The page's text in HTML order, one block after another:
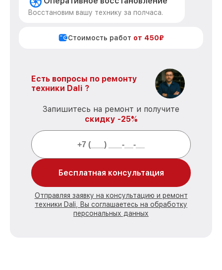
Восстановим вашу технику за полчаса.
Стоимость работ от 450₽
Есть вопросы по ремонту
техники Dali ?
Запишитесь на ремонт и получите
скидку -25%
Бесплатная консультация
Отправляя заявку на консультацию и ремонт
техники Dali, Вы соглашаетесь на обработку
персональных данных